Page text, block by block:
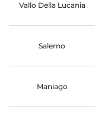
Vallo Della Lucania
Salerno
Maniago